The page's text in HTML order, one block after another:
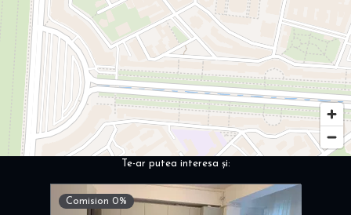
Te-ar putea interesa și:
Comision 0%